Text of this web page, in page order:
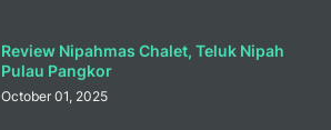
Review Nipahmas Chalet, Teluk Nipah
Pulau Pangkor
October 01, 2025